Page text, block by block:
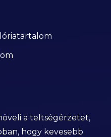
a teltségérzetet,
hogy kevesebb